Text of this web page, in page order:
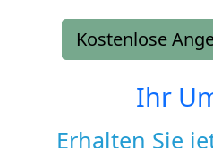
Kostenlose
Ihr
Erhalten Sie